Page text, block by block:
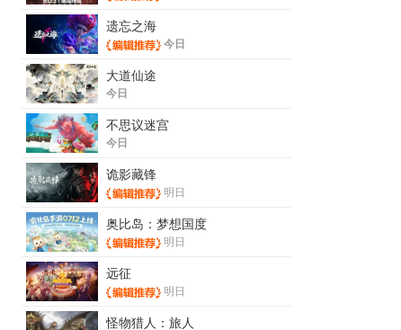
遗忘之海
今日
大道仙途
今日
不思议迷宫
今日
诡影藏锋
明日
奥比岛：梦想国度
明日
远征
明日
怪物猎人：旅人